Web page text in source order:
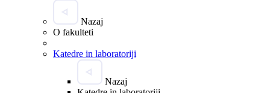
Nazaj
O fakulteti
Katedre in laboratoriji
Nazaj